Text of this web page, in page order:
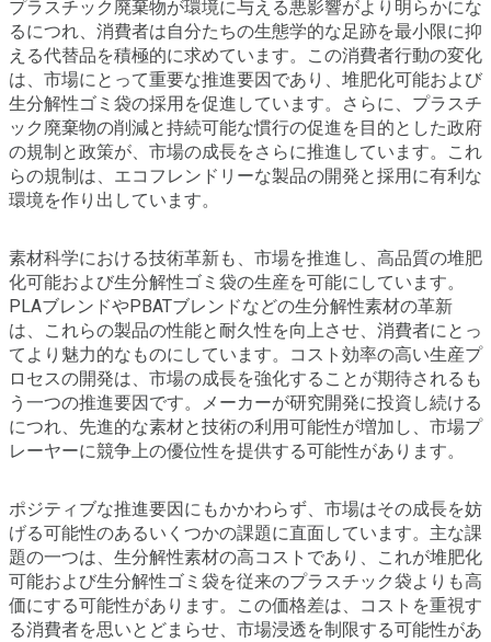
プラスチック廃棄物が環境に与える悪影響がより明らかにな
るにつれ、消費者は自分たちの生態学的な足跡を最小限に抑
える代替品を積極的に求めています。この消費者行動の変化
は、市場にとって重要な推進要因であり、堆肥化可能および
生分解性ゴミ袋の採用を促進しています。さらに、プラスチ
ック廃棄物の削減と持続可能な慣行の促進を目的とした政府
の規制と政策が、市場の成長をさらに推進しています。これ
らの規制は、エコフレンドリーな製品の開発と採用に有利な
環境を作り出しています。
素材科学における技術革新も、市場を推進し、高品質の堆肥
化可能および生分解性ゴミ袋の生産を可能にしています。
PLAブレンドやPBATブレンドなどの生分解性素材の革新
は、これらの製品の性能と耐久性を向上させ、消費者にとっ
てより魅力的なものにしています。コスト効率の高い生産プ
ロセスの開発は、市場の成長を強化することが期待されるも
う一つの推進要因です。メーカーが研究開発に投資し続ける
につれ、先進的な素材と技術の利用可能性が増加し、市場プ
レーヤーに競争上の優位性を提供する可能性があります。
ポジティブな推進要因にもかかわらず、市場はその成長を妨
げる可能性のあるいくつかの課題に直面しています。主な課
題の一つは、生分解性素材の高コストであり、これが堆肥化
可能および生分解性ゴミ袋を従来のプラスチック袋よりも高
価にする可能性があります。この価格差は、コストを重視す
る消費者を思いとどまらせ、市場浸透を制限する可能性があ